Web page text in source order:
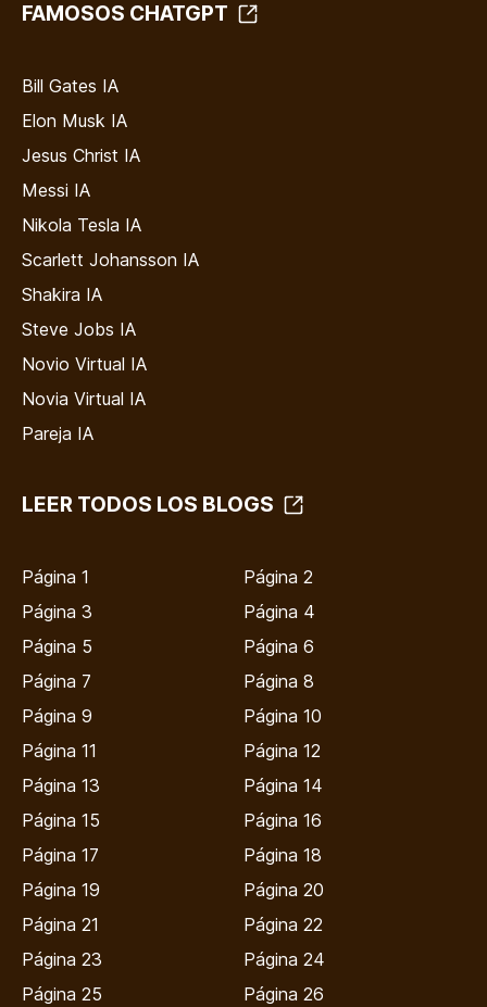
FAMOSOS CHATGPT
Bill Gates IA
Elon Musk IA
Jesus Christ IA
Messi IA
Nikola Tesla IA
Scarlett Johansson IA
Shakira IA
Steve Jobs IA
Novio Virtual IA
Novia Virtual IA
Pareja IA
LEER TODOS LOS BLOGS
Página 1
Página 2
Página 3
Página 4
Página 5
Página 6
Página 7
Página 8
Página 9
Página 10
Página 11
Página 12
Página 13
Página 14
Página 15
Página 16
Página 17
Página 18
Página 19
Página 20
Página 21
Página 22
Página 23
Página 24
Página 25
Página 26